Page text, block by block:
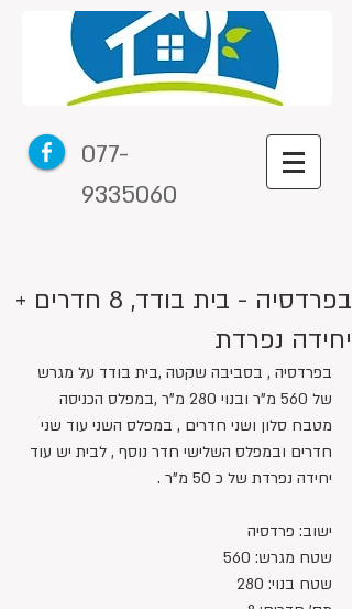
077-
9335060
בפרדסיה - בית בודד, 8 חדרים +
יחידה נפרדת
בפרדסיה , בסביבה שקטה ,בית בודד על מגרש
של 560 מ"ר ובנוי 280 מ"ר ,במפלס הכניסה
מטבח סלון ושני חדרים , במפלס השני עוד שני
חדרים ובמפלס השלישי חדר נוסף , לבית יש עוד
יחידה נפרדת של כ 50 מ"ר .
ישוב: פרדסיה
שטח מגרש: 560
שטח בנוי: 280